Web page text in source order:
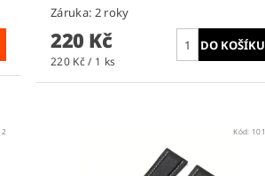
Záruka: 2 roky
220 Kč
220 Kč / 1 ks
Kód: 101